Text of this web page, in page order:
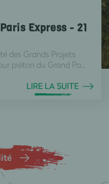
Express - 21
des Grands Projets
piéton du Grand Pa...
LIRE LA SUITE